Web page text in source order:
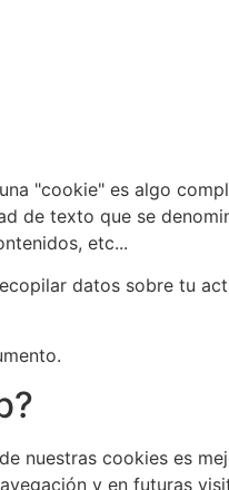
"cookie" es algo
de texto que se
etc...
datos sobre tu
nuestras cookies es
y en futuras